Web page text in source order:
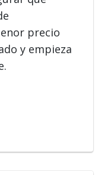
precio
y empieza